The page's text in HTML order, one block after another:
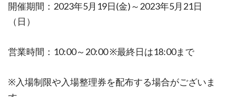
開催期間：2023年5月19日(金)～2023年5月21日
（日）
営業時間：10:00～20:00 ※最終日は18:00まで
※入場制限や入場整理券を配布する場合がございま